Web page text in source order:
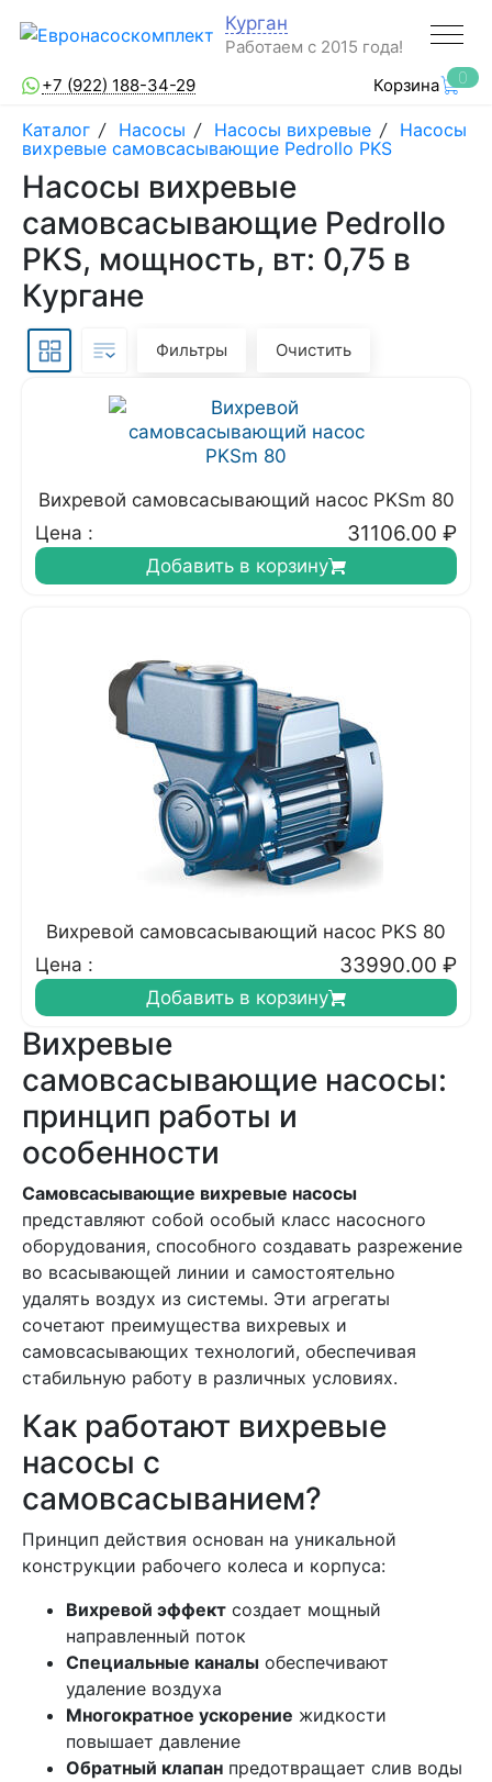
Курган
Работаем с 2015 года!
+7 (922) 188-34-29
Корзина 0
Каталог / Насосы / Насосы вихревые / Насосы
вихревые самовсасывающие Pedrollo PKS
Насосы вихревые
самовсасывающие Pedrollo
PKS, мощность, вт: 0,75 в
Кургане
Фильтры Очистить
Вихревой самовсасывающий насос PKSm 80
Цена :
31106.00 ₽
Добавить в корзину
Вихревой самовсасывающий насос PKS 80
Цена :
33990.00 ₽
Добавить в корзину
Вихревые
самовсасывающие насосы:
принцип работы и
особенности
Самовсасывающие вихревые насосы
представляют собой особый класс насосного
оборудования, способного создавать разрежение
во всасывающей линии и самостоятельно
удалять воздух из системы. Эти агрегаты
сочетают преимущества вихревых и
самовсасывающих технологий, обеспечивая
стабильную работу в различных условиях.
Как работают вихревые
насосы с
самовсасыванием?
Принцип действия основан на уникальной
конструкции рабочего колеса и корпуса:
Вихревой эффект создает мощный
направленный поток
Специальные каналы обеспечивают
удаление воздуха
Многократное ускорение жидкости
повышает давление
Обратный клапан предотвращает слив воды